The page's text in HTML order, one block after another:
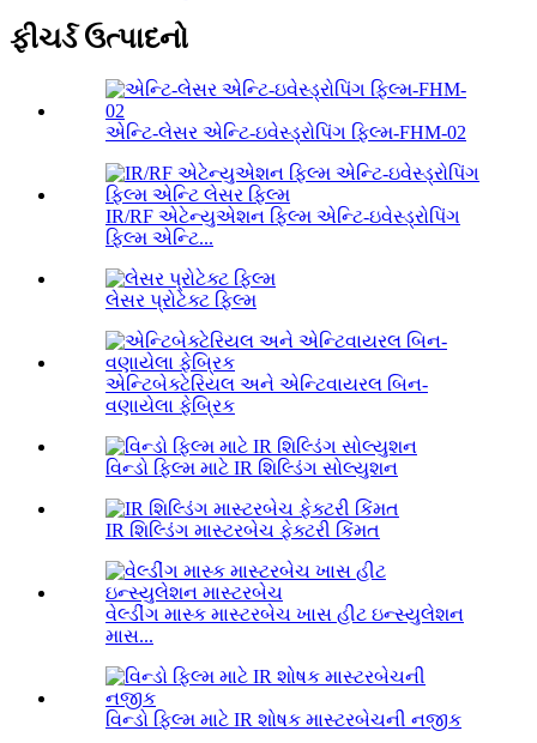
ફીચર્ડ ઉત્પાદનો
એન્ટિ-લેસર એન્ટિ-ઇવેસ્ડ્રોપિંગ ફિલ્મ-FHM-02
IR/RF એટેન્યુએશન ફિલ્મ એન્ટિ-ઇવેસ્ડ્રોપિંગ
ફિલ્મ એન્ટિ...
લેસર પ્રોટેક્ટ ફિલ્મ
એન્ટિબેક્ટેરિયલ અને એન્ટિવાયરલ બિન-
વણાયેલા ફેબ્રિક
વિન્ડો ફિલ્મ માટે IR શિલ્ડિંગ સોલ્યુશન
IR શિલ્ડિંગ માસ્ટરબેચ ફેક્ટરી કિંમત
વેલ્ડીંગ માસ્ક માસ્ટરબેચ ખાસ હીટ ઇન્સ્યુલેશન
માસ...
વિન્ડો ફિલ્મ માટે IR શોષક માસ્ટરબેચની નજીક